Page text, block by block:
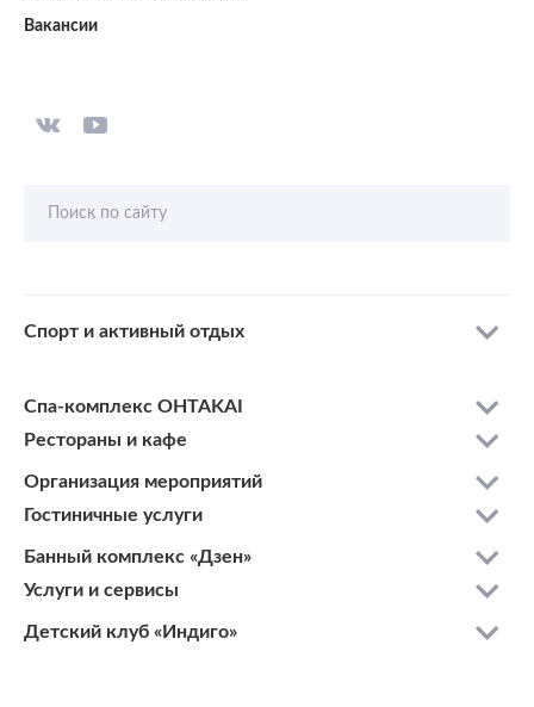
Вакансии
Поиск по сайту
Спорт и активный отдых
Спа-комплекс OHTAKAI
Рестораны и кафе
Организация мероприятий
Гостиничные услуги
Банный комплекс «Дзен»
Услуги и сервисы
Детский клуб «Индиго»